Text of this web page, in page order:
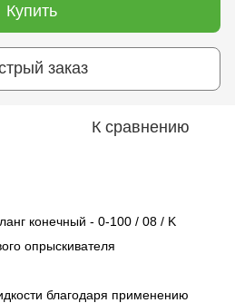
Купить
заказ
К сравнению
конечный - 0-100 / 08 / K
опрыскивателя
благодаря применению